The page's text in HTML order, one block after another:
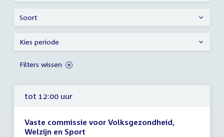
tot 12:00 uur
Vaste commissie voor Volksgezondheid,
Welzijn en Sport
Soort
Kies periode
Filters wissen